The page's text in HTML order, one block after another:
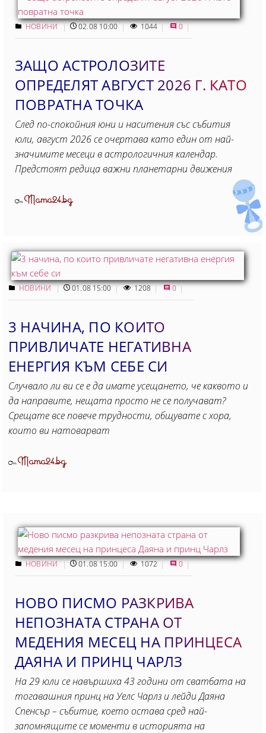
НОВИНИ 02.08 10:00 1044 0
ЗАЩО АСТРОЛОЗИТЕ
ОПРЕДЕЛЯТ АВГУСТ 2026 Г. КАТО
ПОВРАТНА ТОЧКА
След по-спокойния юни и наситения със събития
юли, август 2026 се очертава като един от най-
значимите месеци в астрологичния календар.
Предстоят редица важни планетарни движения
ОтMama24.bg
НОВИНИ 01.08 15:00 1208 0
3 НАЧИНА, ПО КОИТО
ПРИВЛИЧАТЕ НЕГАТИВНА
ЕНЕРГИЯ КЪМ СЕБЕ СИ
Случвало ли ви се е да имате усещането, че каквото и
да направите, нещата просто не се получават?
Срещате все повече трудности, общувате с хора,
които ви натоварват
ОтMama24.bg
НОВИНИ 01.08 15:00 1072 0
НОВО ПИСМО РАЗКРИВА
НЕПОЗНАТА СТРАНА ОТ
МЕДЕНИЯ МЕСЕЦ НА ПРИНЦЕСА
ДАЯНА И ПРИНЦ ЧАРЛЗ
На 29 юли се навършиха 43 години от сватбата на
тогавашния принц на Уелс Чарлз и лейди Даяна
Спенсър – събитие, което остава сред най-
запомнящите се моменти в историята на